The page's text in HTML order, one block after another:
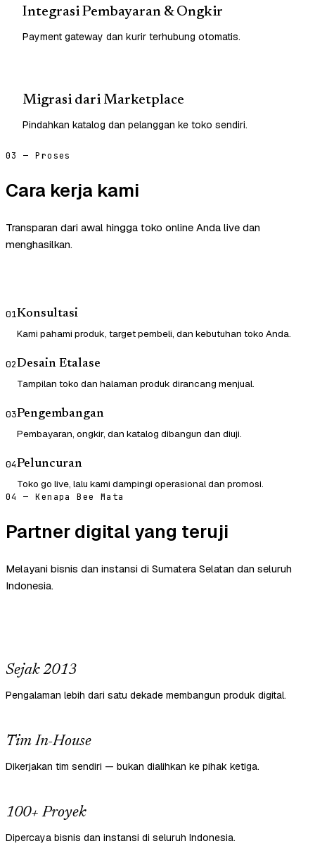
Integrasi Pembayaran & Ongkir
Payment gateway dan kurir terhubung otomatis.
Migrasi dari Marketplace
Pindahkan katalog dan pelanggan ke toko sendiri.
03 — Proses
Cara kerja kami
Transparan dari awal hingga toko online Anda live dan
menghasilkan.
01Konsultasi
Kami pahami produk, target pembeli, dan kebutuhan toko Anda.
02Desain Etalase
Tampilan toko dan halaman produk dirancang menjual.
03Pengembangan
Pembayaran, ongkir, dan katalog dibangun dan diuji.
04Peluncuran
Toko go live, lalu kami dampingi operasional dan promosi.
04 — Kenapa Bee Mata
Partner digital yang teruji
Melayani bisnis dan instansi di Sumatera Selatan dan seluruh
Indonesia.
Sejak 2013
Pengalaman lebih dari satu dekade membangun produk digital.
Tim In-House
Dikerjakan tim sendiri — bukan dialihkan ke pihak ketiga.
100+ Proyek
Dipercaya bisnis dan instansi di seluruh Indonesia.